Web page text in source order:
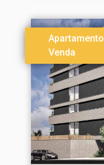
Apartamento
Venda